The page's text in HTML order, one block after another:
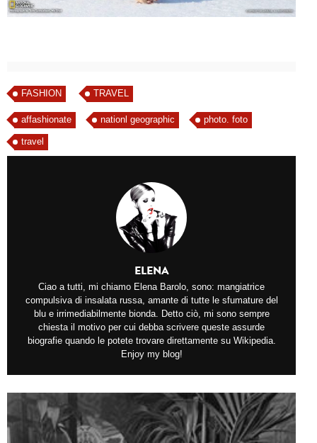
FASHION TRAVEL
affashionate nationl geographic photo. foto
travel
ELENA
Ciao a tutti, mi chiamo Elena Barolo, sono: mangiatrice
compulsiva di insalata russa, amante di tutte le sfumature del
blu e irrimediabilmente bionda. Detto ciò, mi sono sempre
chiesta il motivo per cui debba scrivere queste assurde
biografie quando le potete trovare direttamente su Wikipedia.
Enjoy my blog!